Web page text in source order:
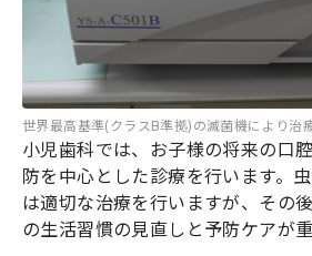
世界最高基準(クラスB準拠)の滅菌機により治
小児歯科では、お子様の将来の口
防を中心とした診療を行います。
は適切な治療を行いますが、その
の生活習慣の見直しと予防ケアが重